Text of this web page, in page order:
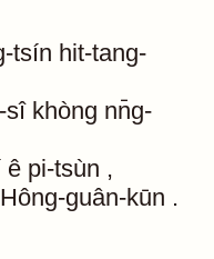
tsín hit-tang-
sî khòng nn̄g-
ê pi-tsùn ,
Hông-guân-kūn .